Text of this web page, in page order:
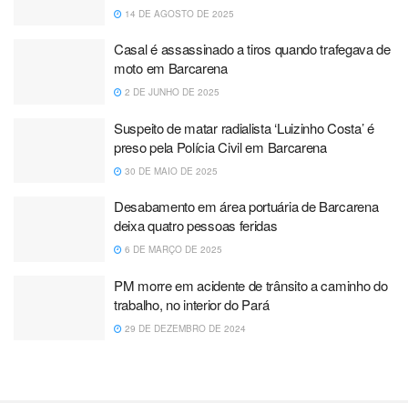
14 DE AGOSTO DE 2025
Casal é assassinado a tiros quando trafegava de
moto em Barcarena
2 DE JUNHO DE 2025
Suspeito de matar radialista ‘Luizinho Costa’ é
preso pela Polícia Civil em Barcarena
30 DE MAIO DE 2025
Desabamento em área portuária de Barcarena
deixa quatro pessoas feridas
6 DE MARÇO DE 2025
PM morre em acidente de trânsito a caminho do
trabalho, no interior do Pará
29 DE DEZEMBRO DE 2024